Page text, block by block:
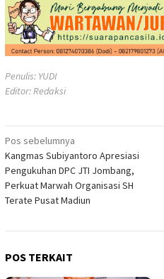
Penulis: YUDI
Editor: Redaksi
Navigasi
pos
Pos sebelumnya
Kangmas Subiyantoro Apresiasi
Pengukuhan DPC JTI Jombang,
Perkuat Marwah Organisasi SH
Terate Pusat Madiun
POS TERKAIT